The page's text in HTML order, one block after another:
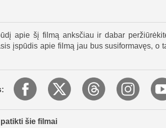
apie šį filmą anksčiau ir dabar
įspūdis apie filmą jau bus susiformavęs, o
šie filmai